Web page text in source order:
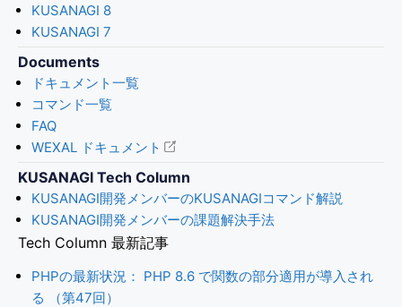
KUSANAGI 8
KUSANAGI 7
Documents
ドキュメント一覧
コマンド一覧
FAQ
WEXAL ドキュメント
KUSANAGI Tech Column
KUSANAGI開発メンバーのKUSANAGIコマンド解説
KUSANAGI開発メンバーの課題解決手法
Tech Column 最新記事
PHPの最新状況： PHP 8.6 で関数の部分適用が導入され
る （第47回）